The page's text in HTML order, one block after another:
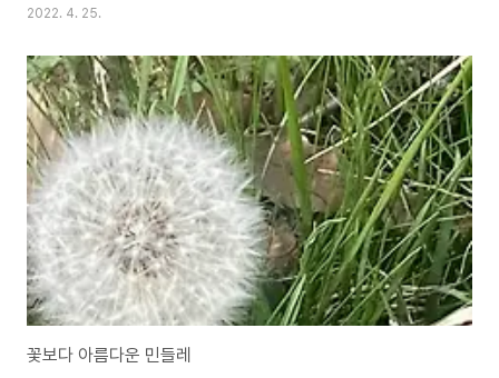
2022. 4. 25.
꽃보다 아름다운 민들레